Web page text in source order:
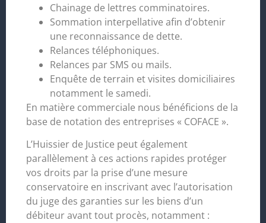
Chainage de lettres comminatoires.
Sommation interpellative afin d’obtenir
une reconnaissance de dette.
Relances téléphoniques.
Relances par SMS ou mails.
Enquête de terrain et visites domiciliaires
notamment le samedi.
En matière commerciale nous bénéficions de la
base de notation des entreprises « COFACE ».
L’Huissier de Justice peut également
parallèlement à ces actions rapides protéger
vos droits par la prise d’une mesure
conservatoire en inscrivant avec l’autorisation
du juge des garanties sur les biens d’un
débiteur avant tout procès, notamment :